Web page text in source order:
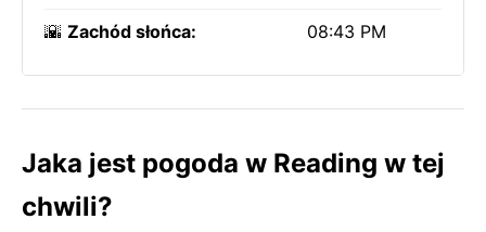
🌇 Zachód słońca: 08:43 PM
Jaka jest pogoda w Reading w tej
chwili?